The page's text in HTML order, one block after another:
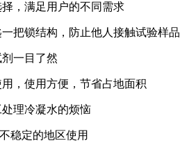
，满足用户的不同需求
把锁结构，防止他人接触试验样品
一目了然
，使用方便，节省占地面积
理冷凝水的烦恼
稳定的地区使用